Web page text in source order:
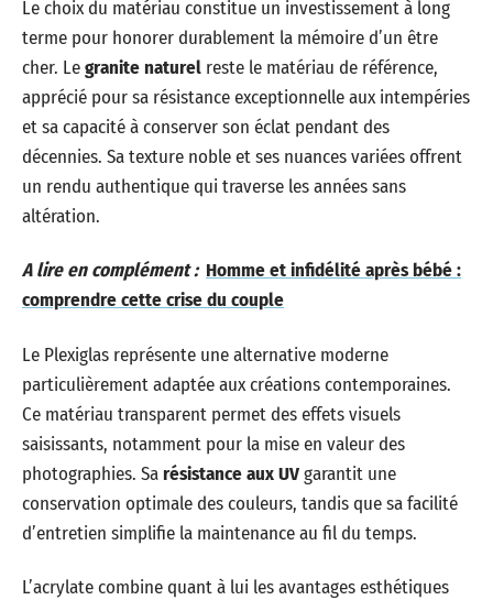
Le choix du matériau constitue un investissement à long
terme pour honorer durablement la mémoire d’un être
cher. Legranite naturel reste le matériau de référence,
apprécié pour sa résistance exceptionnelle aux intempéries
et sa capacité à conserver son éclat pendant des
décennies. Sa texture noble et ses nuances variées offrent
un rendu authentique qui traverse les années sans
altération.
A lire en complément : Homme et infidélité après bébé :
comprendre cette crise du couple
Le Plexiglas représente une alternative moderne
particulièrement adaptée aux créations contemporaines.
Ce matériau transparent permet des effets visuels
saisissants, notamment pour la mise en valeur des
photographies. Sarésistance aux UVgarantit une
conservation optimale des couleurs, tandis que sa facilité
d’entretien simplifie la maintenance au fil du temps.
L’acrylate combine quant à lui les avantages esthétiques